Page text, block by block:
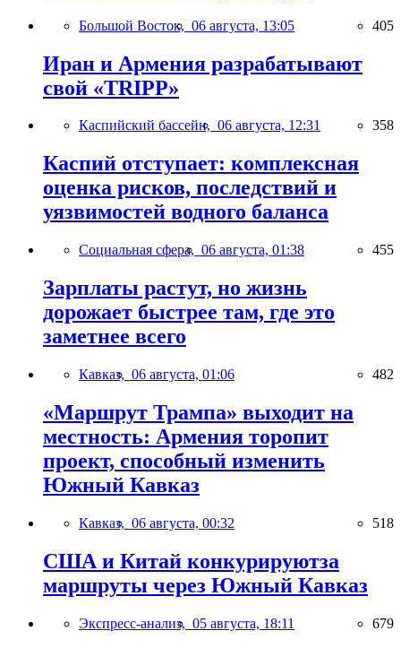
Большой Восток, 06 августа, 13:05 405
Иран и Армения разрабатывают
свой «TRIPP»
Каспийский бассейн, 06 августа, 12:31 358
Каспий отступает: комплексная
оценка рисков, последствий и
уязвимостей водного баланса
Социальная сфера, 06 августа, 01:38 455
Зарплаты растут, но жизнь
дорожает быстрее там, где это
заметнее всего
Кавказ, 06 августа, 01:06 482
«Маршрут Трампа» выходит на
местность: Армения торопит
проект, способный изменить
Южный Кавказ
Кавказ, 06 августа, 00:32 518
США и Китай конкурируютза
маршруты через Южный Кавказ
Экспресс-анализ, 05 августа, 18:11 679